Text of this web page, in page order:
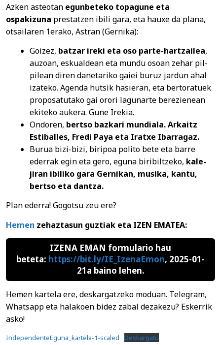
Azken asteotan egunbeteko topagune eta
ospakizuna prestatzen ibili gara, eta hauxe da plana,
otsailaren 1erako, Astran (Gernika):
Goizez, batzar ireki eta oso parte-hartzailea,
auzoan, eskualdean eta mundu osoan zehar pil-
pilean diren danetariko gaiei buruz jardun ahal
izateko. Agenda hutsik hasieran, eta bertoratuek
proposatutako gai orori lagunarte berezienean
ekiteko aukera. Gune Irekia.
Ondoren, bertso bazkari mundiala. Arkaitz
Estiballes, Fredi Paya eta Iratxe Ibarragaz.
Burua bizi-bizi, biripoa polito bete eta barre
ederrak egin eta gero, eguna biribiltzeko, kale-
jiran ibiliko gara Gernikan, musika, kantu,
bertso eta dantza.
Plan ederra! Gogotsu zeu ere?
Hemen zehaztasun guztiak eta IZEN EMATEA:
IZENA EMAN formulario hau
beteta: https://bit.ly/IE_IzenaEmon, 2025-01-
21a baino lehen.
Hemen kartela ere, deskargatzeko moduan. Telegram,
Whatsapp eta halakoen bidez zabal dezakezu? Eskerrik
asko!
IndependenteEguna_kartela-1-scaled Deskargatu